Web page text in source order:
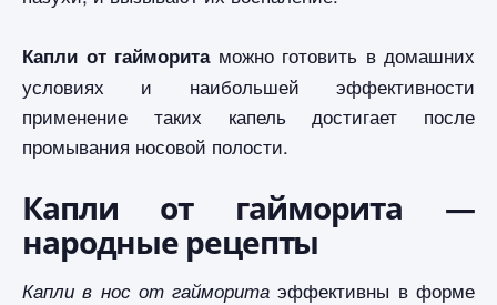
Капли от гайморитаможно готовить в домашних
условиях и наибольшей эффективности
применение таких капель достигает после
промывания носовой полости.
Капли от гайморита —
народные рецепты
Капли в нос от гайморита эффективны в форме